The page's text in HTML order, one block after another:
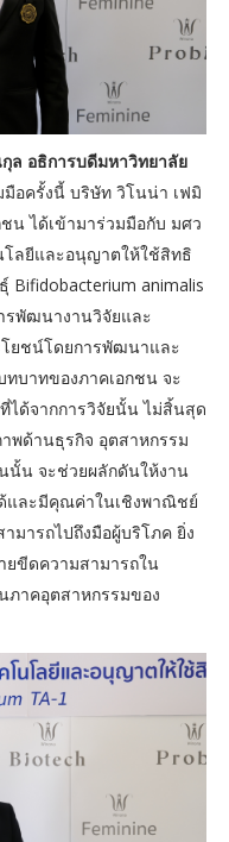
ล อธิการบดีมหาวิทยาลัย
มือครั้งนี้ บริษัท วิโนน่า เฟมิ
น ได้เข้ามาร่วมมือกับ มศว
ลยีและอนุญาตให้ใช้สิทธิ
Bifidobacterium animalis
รพัฒนางานวิจัยและ
ยชน์โดยการพัฒนาและ
บาทของภาคเอกชน จะ
ได้จากการวิจัยนั้น ไม่สิ้นสุด
พด้านธุรกิจ อุตสาหกรรม
นั้น จะช่วยผลักดันให้งาน
และมีคุณค่าในเชิงพาณิชย์
มารถไปถึงมือผู้บริโภค ยิ่ง
ยขีดความสามารถใน
าคอุตสาหกรรมของ